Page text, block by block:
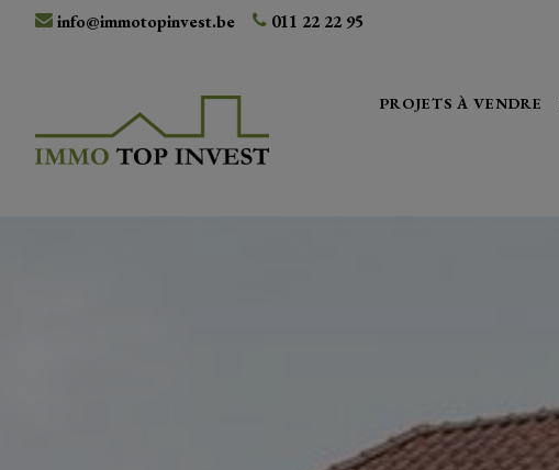
info@immotopinvest.be 011 22 22 95
PROJETS À VENDRE